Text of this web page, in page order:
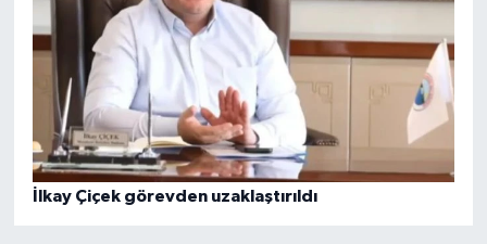
İlkay Çiçek görevden uzaklaştırıldı